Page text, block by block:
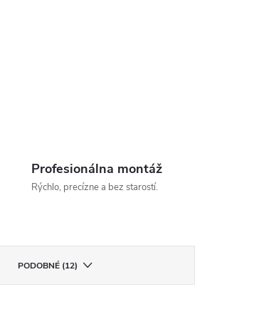
Profesionálna montáž
Rýchlo, precízne a bez starostí.
PODOBNÉ (12)